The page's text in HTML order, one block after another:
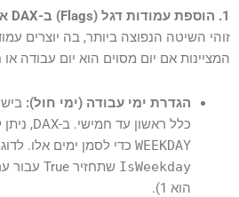
1. הוספת עמודות דגל (Flags) ב-DAX או ב-Power Query
המציינות אם יום מסוים הוא יום עבודה או
הגדרת ימי עבודה (ימי חול):
כלל ראשון עד חמישי. ב-DAX, ניתן להשתמש בפונקציית
WEEKDAYכדי לסמן ימים אלו.
IsWeekday
הוא 1).